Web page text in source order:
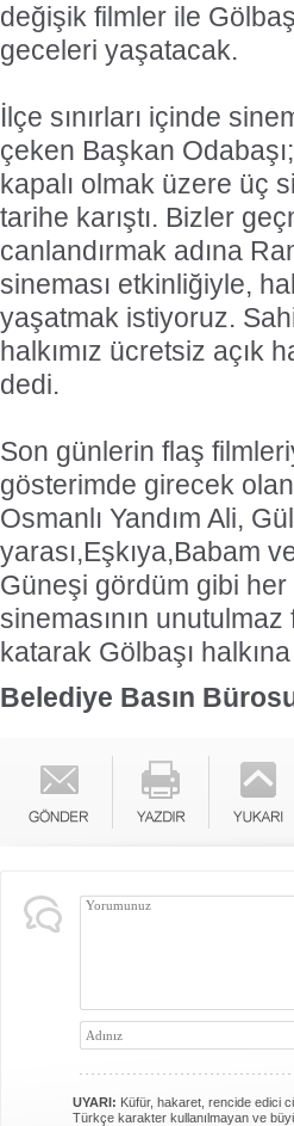
değişik filmler ile
geceleri yaşatacak.
İlçe sınırları içinde
çeken Başkan
kapalı olmak üzere üç
tarihe karıştı. Bizler
canlandırmak adına
sineması etkinliğiyle,
yaşatmak istiyoruz.
halkımız ücretsiz açık
dedi.
Son günlerin flaş
gösterimde girecek
Osmanlı Yandım Ali,
yarası,Eşkıya,Babam
Güneşi gördüm gibi
sinemasının
katarak Gölbaşı
Belediye Basın
UYARI: Küfür, hakaret, rencide edici
Türkçe karakter kullanılmayan ve